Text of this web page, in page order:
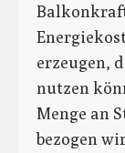
erzeugen,
nutzen
Menge an
bezogen